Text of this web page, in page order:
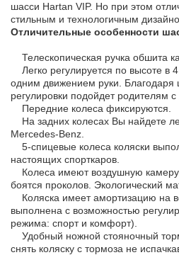
шасси Hartan VIP. Но при этом
стильным и технологичным
Отличительные особенности
Телескопическая ручка обшита
Легко регулируется по высоте в
одним движением руки. Благодаря
регулировки подойдет родителям
Передние колеса фиксируются.
На задних колесах Вы найдете
Mercedes-Benz.
5-спицевые колеса коляски
настоящих спорткаров.
Колеса имеют воздушную
боятся проколов. Экологический
Коляска имеет амортизацию на
выполнена с возможностью
режима: спорт и комфорт).
Удобный ножной стояночный
снять коляску с тормоза не